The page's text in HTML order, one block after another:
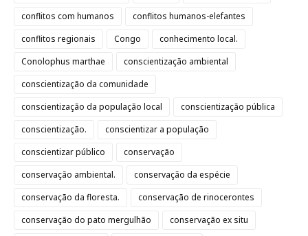
conflitos com humanos
conflitos humanos-elefantes
conflitos regionais
Congo
conhecimento local.
Conolophus marthae
conscientização ambiental
conscientização da comunidade
conscientização da população local
conscientização pública
conscientização.
conscientizar a população
conscientizar público
conservação
conservação ambiental.
conservação da espécie
conservação da floresta.
conservação de rinocerontes
conservação do pato mergulhão
conservação ex situ